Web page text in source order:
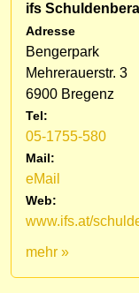
ifs
Adresse
Bengerpark
Mehrerauerstr. 3
6900 Bregenz
Tel:
05-1755-580
Mail:
eMail
Web:
www.ifs.at/
mehr »